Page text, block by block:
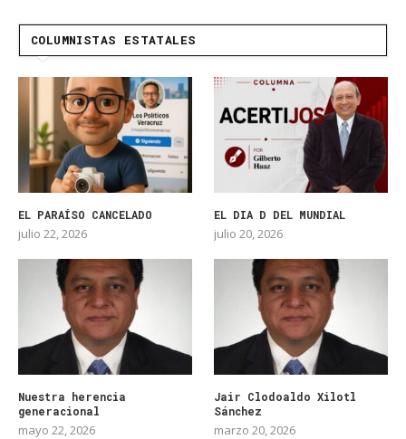
COLUMNISTAS ESTATALES
EL PARAÍSO CANCELADO
julio 22, 2026
EL DIA D DEL MUNDIAL
julio 20, 2026
Nuestra herencia
generacional
mayo 22, 2026
Jair Clodoaldo Xilotl
Sánchez
marzo 20, 2026